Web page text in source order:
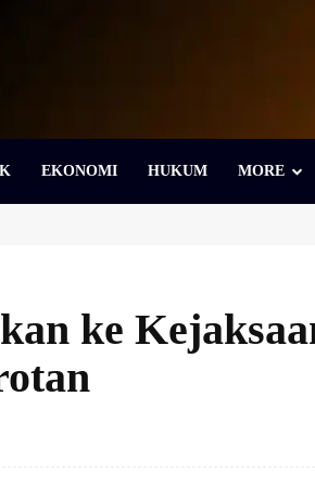
EKONOMI HUKUM MORE
ke